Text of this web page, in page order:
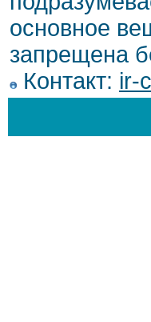
основное
запрещена
Контакт: ir-